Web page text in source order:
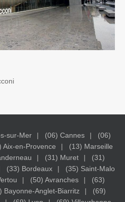
sur-Mer (06) Cannes
(06)
Aix-en-Provence
(13) Marseille
(31) Muret
(31)
(33) Bordeaux
(35) Saint-Malo
(50) Avranches
(63)
Bayonne-Anglet-Biarritz
(69)